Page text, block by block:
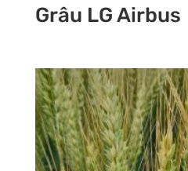
Grâu LG Airbus